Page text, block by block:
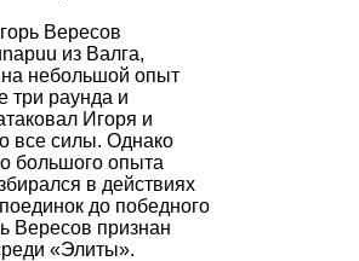
Вересов
из Валга,
небольшой опыт
три раунда и
Игоря и
все силы. Однако
большого опыта
в действиях
до победного
Вересов признан
«Элиты».